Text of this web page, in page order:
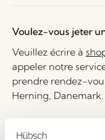
Voulez-vous jeter
Veuillez écrire à
appeler notre
prendre rendez-
Herning, Danemark.
Livraison 1-4 jours